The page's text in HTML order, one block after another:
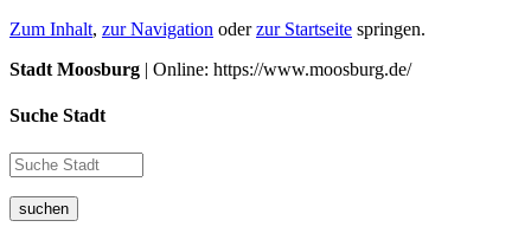
Zum Inhalt, zur Navigation oderzur Startseite springen.
Stadt Moosburg | Online: https://www.moosburg.de/
Suche Stadt
suchen